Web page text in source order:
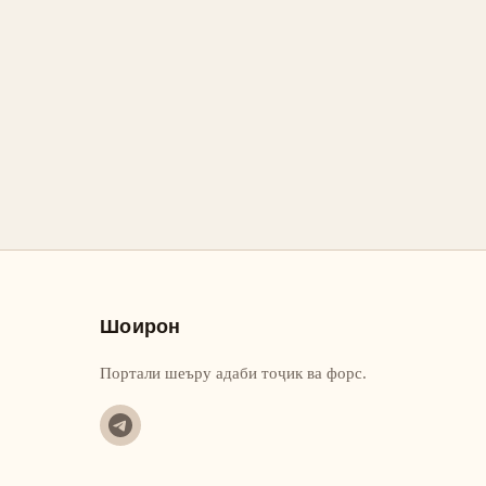
Шоирон
Портали шеъру адаби тоҷик ва форс.